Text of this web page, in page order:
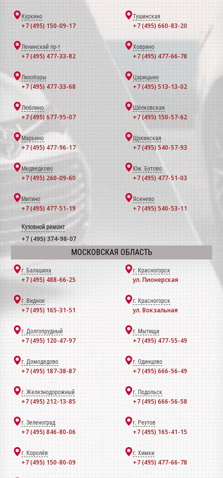
Куркино
+7 (495) 150-09-17
Тушинская
+7 (495) 660-83-20
Ленинский пр-т
+7 (495) 477-33-82
Ховрино
+7 (495) 477-66-78
Лихоборы
+7 (495) 477-33-68
Царицыно
+7 (495) 513-13-02
Люблино
+7 (495) 677-95-07
Щёлковская
+7 (495) 150-57-62
Марьино
+7 (495) 477-96-17
Щукинская
+7 (495) 540-57-93
Медведково
+7 (495) 260-09-60
Юж. Бутово
+7 (495) 477-51-03
Митино
+7 (495) 477-51-19
Ясенево
+7 (495) 540-53-11
Кузовной ремонт
+7 (495) 374-98-07
МОСКОВСКАЯ ОБЛАСТЬ
г. Балашиха
+7 (495) 488-66-25
г. Красногорск
ул. Пионерская
г. Видное
+7 (495) 165-31-51
г. Красногорск
ул. Вокзальная
г. Долгопрудный
+7 (495) 120-47-97
г. Мытищи
+7 (495) 477-55-49
г. Домодедово
+7 (495) 187-38-87
г. Одинцово
+7 (495) 666-56-49
г. Железнодорожный
+7 (495) 212-13-85
г. Подольск
+7 (495) 666-56-58
г. Зеленоград
+7 (495) 846-80-06
г. Реутов
+7 (495) 165-41-15
г. Королёв
+7 (495) 150-80-09
г. Химки
+7 (495) 477-66-78